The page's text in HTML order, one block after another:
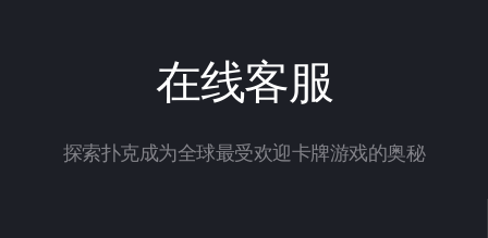
在线客服
探索扑克成为全球最受欢迎卡牌游戏的奥秘